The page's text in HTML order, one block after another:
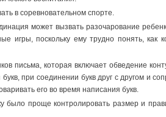
в соревновательном спорте.
может вызвать разочарование
игры, поскольку ему трудно понять, как
письма, которая включает обведение
при соединении букв друг с другом и
его во время написания букв.
проще контролировать размер и